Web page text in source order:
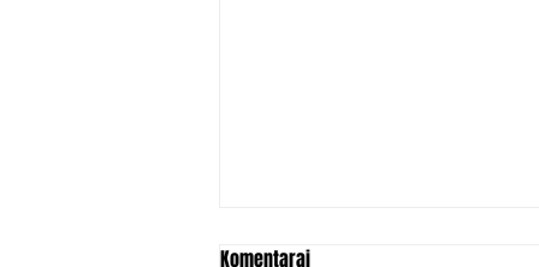
Sostinės derbyje – nulinės
Komentarai